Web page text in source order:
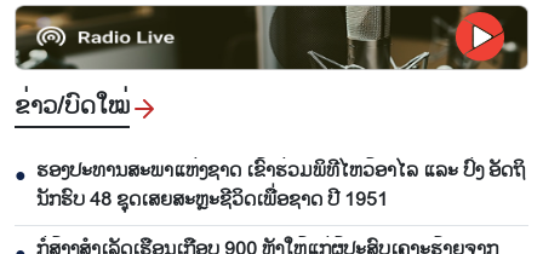
ຂ່າວ/ບົດ​ໃໝ່
● ຮອງ​ປະ​ທານ​ສະ​ພາ​ແຫ່ງ​ຊາດ ເຂົ້າ​ຮ່ວມ​ພິ​ທີ​ໄຫວ້​ອາ​ໄລ ແລະ ປົ່ງ​ ອັດ​ຖິ​
ນັກ​ຮົບ​ 48 ຊຸດເສຍ​ສະຫຼະ​ຊີ​ວິດ​ເພື່ອ​ຊາດ ປີ 1951